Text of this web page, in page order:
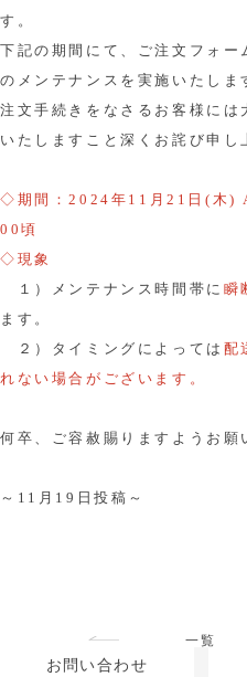
す。
下記の期間にて、ご注文フォー
のメンテナンスを実施いたしま
注文手続きをなさるお客様には
いたしますこと深くお詫び申し
◇期間：2024年11月21日(木)
00頃
◇現象
１）メンテナンス時間帯に 瞬
ます。
２）タイミングによっては 配
れない場合がございます。
何卒、ご容赦賜りますようお願
～11月19日投稿～
一覧
お問い合わせ